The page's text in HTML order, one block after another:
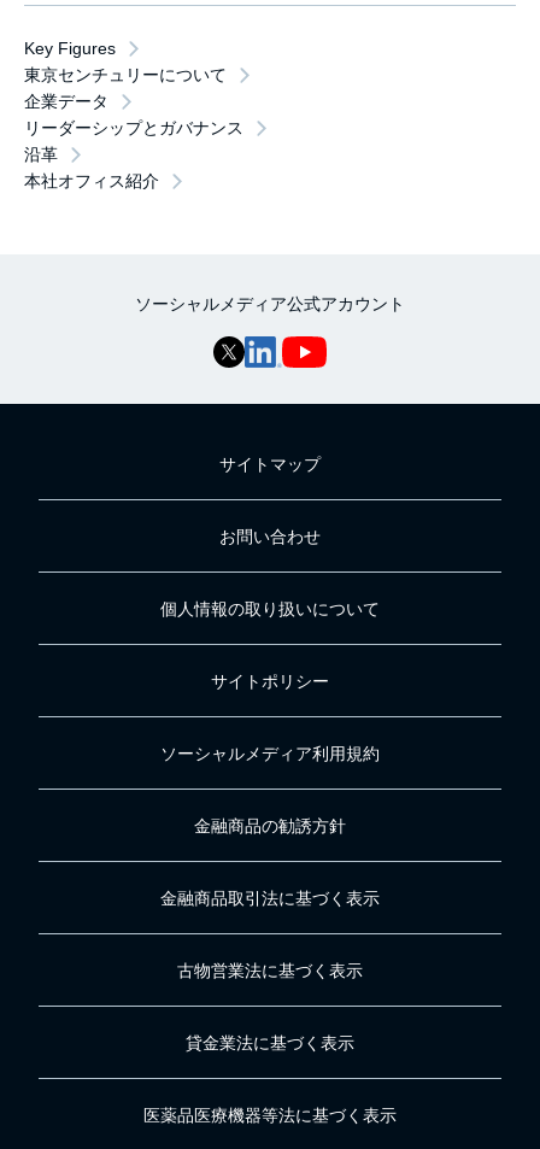
Key Figures
東京センチュリーについて
企業データ
リーダーシップとガバナンス
沿革
本社オフィス紹介
ソーシャルメディア公式アカウント
サイトマップ
お問い合わせ
個人情報の取り扱いについて
サイトポリシー
ソーシャルメディア利用規約
金融商品の勧誘方針
金融商品取引法に基づく表示
古物営業法に基づく表示
貸金業法に基づく表示
医薬品医療機器等法に基づく表示